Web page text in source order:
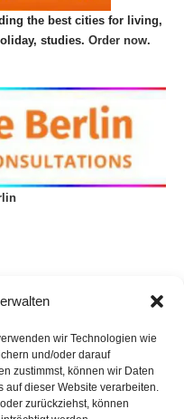
wir Technologien wie
und/oder darauf
zustimmst, können wir Daten
auf dieser Website verarbeiten.
zurückziehst, können
the best cities for living,
studies. Order now.